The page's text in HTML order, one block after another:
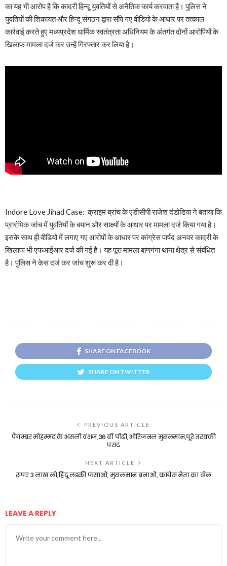
का यह भी आरोप है कि कादरी हिन्दू युवतियों से अनैतिक कार्य करवाता है। पुलिस ने
युवतियों की शिकायत और हिन्दू संगठन द्वारा सौंपे गए वीडियो के आधार पर तत्काल
कार्रवाई करते हुए मध्यप्रदेश धार्मिक स्वतंत्रता अधिनियम के अंतर्गत दोनों आरोपियों के
खिलाफ मामला दर्ज कर उन्हें गिरफ्तार कर लिया है।
Indore Love Jihad Case: क्राइम ब्रांच के एडीसीपी राजेश दंडोडिया ने बताया कि
प्रारंभिक जांच में युवतियों के बयान और साक्ष्यों के आधार पर मामला दर्ज किया गया है।
इसके साथ ही वीडियो में लगाए गए आरोपों के आधार पर कांग्रेस पार्षद अनवर कादरी के
खिलाफ भी एफआईआर दर्ज की गई है। यह पूरा मामला बाणगंगा थाना क्षेत्र से संबंधित
है। पुलिस ने केस दर्ज कर जांच शुरू कर दी है।
SHARE ON FACEBOOK
SHARE ON TWITTER
PREVIOUS ARTICLE
पैगम्बर मोहम्मद के असली वंशज,36 वीं पीढ़ी,ओरिजनल मुसलमान,पूरे तरक्की
पसंद
NEXT ARTICLE
रूपए 3 लाख लो,हिंदू लड़की फंसाओ, मुसलमान बनाओ, कांग्रेस नेता का खेल
LEAVE A REPLY